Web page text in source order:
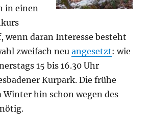
in einen
wenn daran Interesse besteht
zweifach neuangesetzt: wie
15 bis 16.30 Uhr
Kurpark. Die frühe
hin schon wegen des